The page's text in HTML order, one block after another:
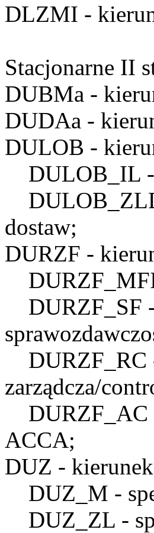
DLZMI -
Stacjonarne II
DUBMa -
DUDAa -
DULOB -
DULOB_IL
dostaw;
DURZF -
DURZF_SF
DURZF_RC
zarządcza/
DURZF_AC
ACCA;
DUZ -
DUZ_M -
DUZ_ZL -